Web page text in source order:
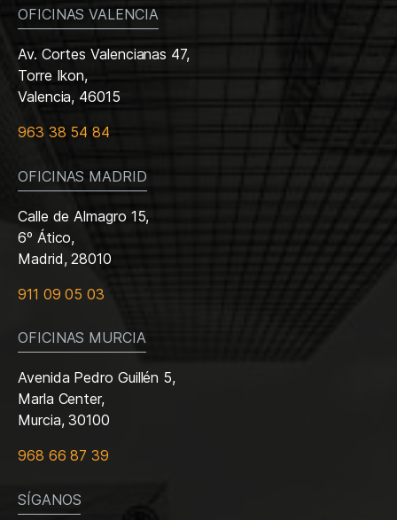
OFICINAS VALENCIA
Av. Cortes Valencianas 47,
Torre Ikon,
Valencia, 46015
963 38 54 84
OFICINAS MADRID
Calle de Almagro 15,
6º Ático,
Madrid, 28010
911 09 05 03
OFICINAS MURCIA
Avenida Pedro Guillén 5,
Marla Center,
Murcia, 30100
968 66 87 39
SÍGANOS